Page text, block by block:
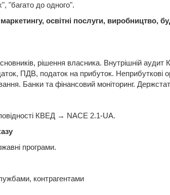
", "багато до одного".
освітні послуги, виробництво,
, рішення власника. Внутрішній аудит
, ПДВ, податок на прибуток. Неприбуткові
. Банки та фінансовий моніторинг. Держстат
КВЕД → NACE 2.1-UA.
програми.
контрагентами